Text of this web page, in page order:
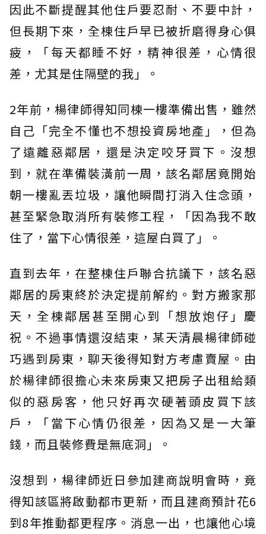
因此不斷提醒其他住戶要忍耐、不要中計，
但長期下來，全棟住戶早已被折磨得身心俱
疲，「每天都睡不好，精神很差，心情很
差，尤其是住隔壁的我」。
2年前，楊律師得知同棟一樓準備出售，雖然
自己「完全不懂也不想投資房地產」，但為
了遠離惡鄰居，還是決定咬牙買下。沒想
到，就在準備裝潢前一周，該名鄰居竟開始
朝一樓亂丟垃圾，讓他瞬間打消入住念頭，
甚至緊急取消所有裝修工程，「因為我不敢
住了，當下心情很差，這屋白買了」。
直到去年，在整棟住戶聯合抗議下，該名惡
鄰居的房東終於決定提前解約。對方搬家那
天，全棟鄰居甚至開心到「想放炮仔」慶
祝。不過事情還沒結束，某天清晨楊律師碰
巧遇到房東，聊天後得知對方考慮賣屋。由
於楊律師很擔心未來房東又把房子出租給類
似的惡房客，他只好再次硬著頭皮買下該
戶，「當下心情仍很差，因為又是一大筆
錢，而且裝修費是無底洞」。
沒想到，楊律師近日參加建商說明會時，竟
得知該區將啟動都市更新，而且建商預計花6
到8年推動都更程序。消息一出，也讓他心境